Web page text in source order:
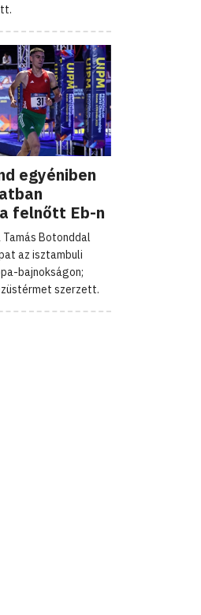
egyéniben
felnőtt Eb-n
Botonddal
az isztambuli
bajnokságon;
szerzett.